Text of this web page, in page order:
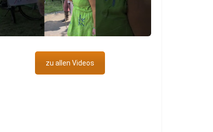
zu allen Videos